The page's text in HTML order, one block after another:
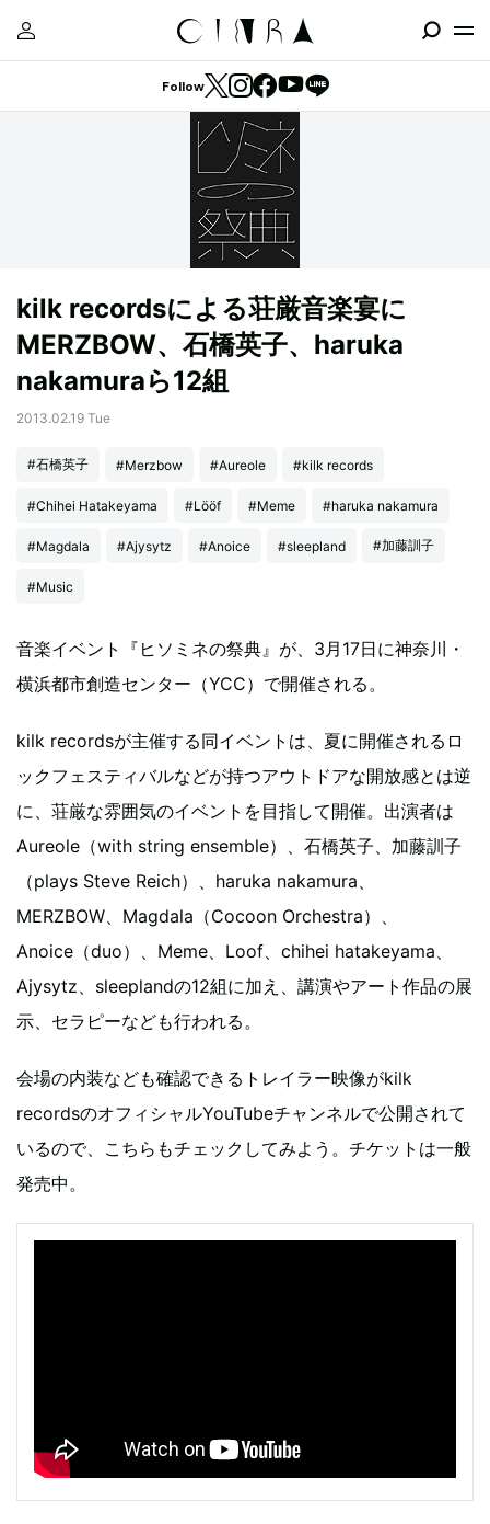
Follow
kilk recordsによる荘厳音楽宴に
MERZBOW、石橋英子、haruka
nakamuraら12組
2013.02.19 Tue
#石橋英子 #Merzbow #Aureole #kilk records
#Chihei Hatakeyama #Lööf #Meme #haruka nakamura
#Magdala #Ajysytz #Anoice #sleepland #加藤訓子
#Music
音楽イベント『ヒソミネの祭典』が、3月17日に神奈川・
横浜都市創造センター（YCC）で開催される。
kilk recordsが主催する同イベントは、夏に開催されるロ
ックフェスティバルなどが持つアウトドアな開放感とは逆
に、荘厳な雰囲気のイベントを目指して開催。出演者は
Aureole（with string ensemble）、石橋英子、加藤訓子
（plays Steve Reich）、haruka nakamura、
MERZBOW、Magdala（Cocoon Orchestra）、
Anoice（duo）、Meme、Loof、chihei hatakeyama、
Ajysytz、sleeplandの12組に加え、講演やアート作品の展
示、セラピーなども行われる。
会場の内装なども確認できるトレイラー映像がkilk
recordsのオフィシャルYouTubeチャンネルで公開されて
いるので、こちらもチェックしてみよう。チケットは一般
発売中。